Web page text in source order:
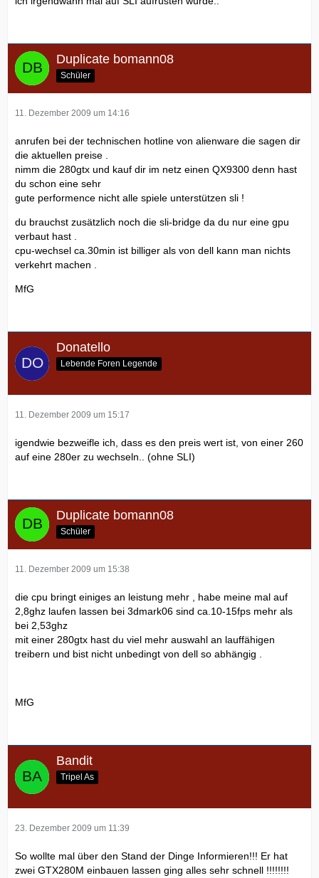
Duplicate bomann08
Schüler
11. Dezember 2009 um 14:16
anrufen bei der technischen hotline von alienware die sagen dir
die aktuellen preise .
nimm die 280gtx und kauf dir im netz einen QX9300 denn hast
du schon eine sehr
gute performence nicht alle spiele unterstützen sli !
du brauchst zusätzlich noch die sli-bridge da du nur eine gpu
verbaut hast .
cpu-wechsel ca.30min ist billiger als von dell kann man nichts
verkehrt machen .
MfG
Donatello
Lebende Foren Legende
11. Dezember 2009 um 15:17
igendwie bezweifle ich, dass es den preis wert ist, von einer 260
auf eine 280er zu wechseln.. (ohne SLI)
Duplicate bomann08
Schüler
11. Dezember 2009 um 15:38
die cpu bringt einiges an leistung mehr , habe meine mal auf
2,8ghz laufen lassen bei 3dmark06 sind ca.10-15fps mehr als
bei 2,53ghz
mit einer 280gtx hast du viel mehr auswahl an lauffähigen
treibern und bist nicht unbedingt von dell so abhängig .
MfG
Bandit
Tripel As
23. Dezember 2009 um 11:39
So wollte mal über den Stand der Dinge Informieren!!! Er hat
zwei GTX280M einbauen lassen ging alles sehr schnell !!!!!!!!